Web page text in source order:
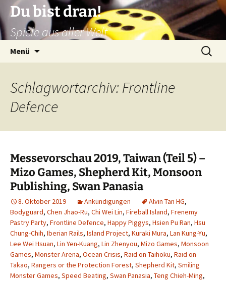
Zum
Inhalt
springen
Du bist dran!
Spiele aus aller Welt
Menü
Suchen
nach:
Schlagwortarchiv: Frontline
Defence
Messevorschau 2019, Taiwan (Teil 5) –
Mizo Games, Shepherd Kit, Monsoon
Publishing, Swan Panasia
8. Oktober 2019 Ankündigungen Alvin Tan HG,
Bodyguard, Chen Jhao-Ru, Chi Wei Lin, Fireball Island, Frenemy
Pastry Party, Frontline Defence, Happy Piggys, Hsien Pu Ran, Hsu
Chung-Chih, Iberian Rails, Island Project, Kuraki Mura, Lan Kung-Yu,
Lee Wei Hsuan, Lin Yen-Kuang, Lin Zhenyou, Mizo Games, Monsoon
Games, Monster Arena, Ocean Crisis, Raid on Taihoku, Raid on
Takao, Rangers or the Protection Forest, Shepherd Kit, Smiling
Monster Games, Speed Beating, Swan Panasia, Teng Chieh-Ming,